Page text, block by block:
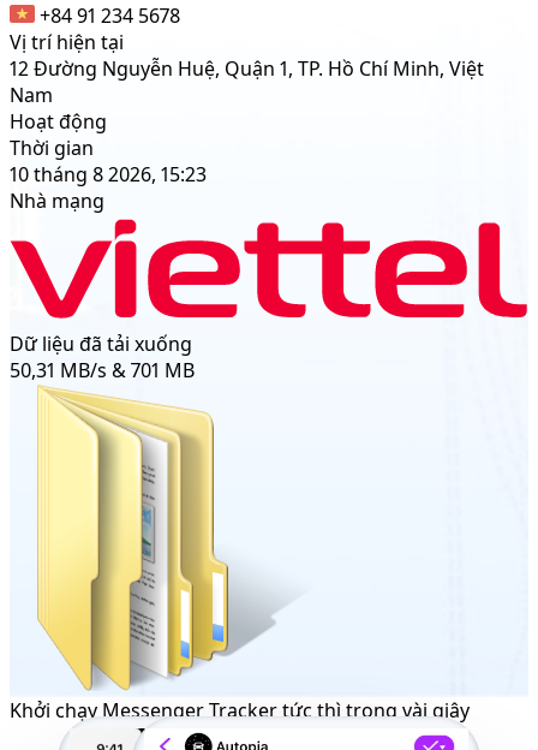
+84 91 234 5678
Vị trí hiện tại
12 Đường Nguyễn Huệ, Quận 1, TP. Hồ Chí Minh, Việt
Nam
Hoạt động
Thời gian
10 tháng 8 2026, 15:23
Nhà mạng
Dữ liệu đã tải xuống
50,31 MB/s & 701 MB
Khởi chạy Messenger Tracker tức thì trong vài giây